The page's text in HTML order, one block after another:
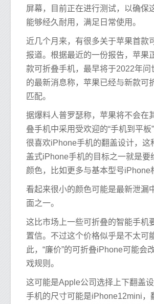
屏幕，目前正在进行测试，以确保
能够经久耐用，满足日常使用。
近几个月来，有很多关于苹果首款
报道。根据最近的一份报告，苹果
款可折叠手机，最早将于2022年问
的最新消息称，苹果已经与新款可
匹配。
据爆料人普罗瑟称，苹果将不会在
叠手机中采用受欢迎的“手机到平板
很喜欢iPhone手机的翻盖设计，这
盖式iPhone手机的目标之一就是要
颜色，比如更多与基本型号iPhone
看起来很小的颜色可能是最新泄漏
面之一。
这比市场上一些可折叠的智能手机
置信。不过这个价格似乎是不太可
此，“廉价”的可折叠iPhone可能会
戏规则。
这可能是Apple公司选择上下翻盖
手机的尺寸可能是iPhone12mini，